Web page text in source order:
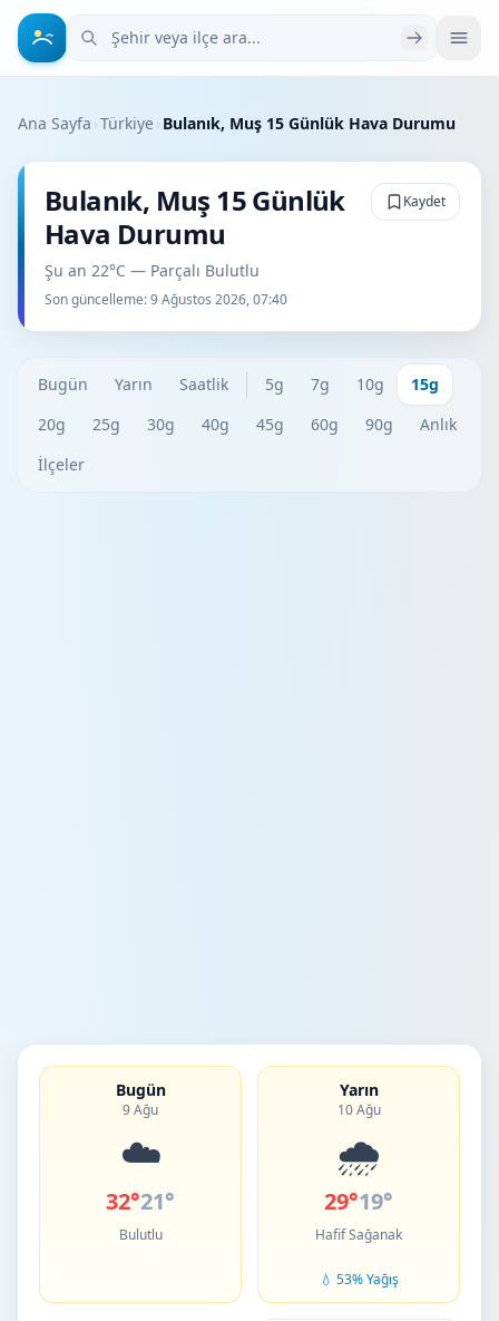
Şehir veya ilçe ara
Ana Sayfa ›Türkiye› Bulanık, Muş 15 Günlük Hava Durumu
Bulanık, Muş 15 Günlük
Hava Durumu
Şu an 22°C — Parçalı Bulutlu
Son güncelleme:9 Ağustos 2026, 07:40
Kaydet
Bugün Yarın Saatlik 5g 7g 10g
15g
20g
25g 30g 40g 45g 60g 90g
Anlık
İlçeler
Bugün
9 Ağu
☁️
32°21°
Bulutlu
Yarın
10 Ağu
🌧️
29°19°
Hafif Sağanak
💧 53% Yağış